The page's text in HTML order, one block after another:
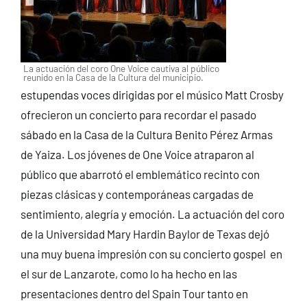
La actuación del coro One Voice cautiva al público
reunido en la Casa de la Cultura del municipio.
estupendas voces dirigidas por el músico Matt Crosby
ofrecieron un concierto para recordar el pasado
sábado en la Casa de la Cultura Benito Pérez Armas
de Yaiza. Los jóvenes de One Voice atraparon al
público que abarrotó el emblemático recinto con
piezas clásicas y contemporáneas cargadas de
sentimiento, alegría y emoción. La actuación del coro
de la Universidad Mary Hardin Baylor de Texas dejó
una muy buena impresión con su concierto gospel en
el sur de Lanzarote, como lo ha hecho en las
presentaciones dentro del Spain Tour tanto en